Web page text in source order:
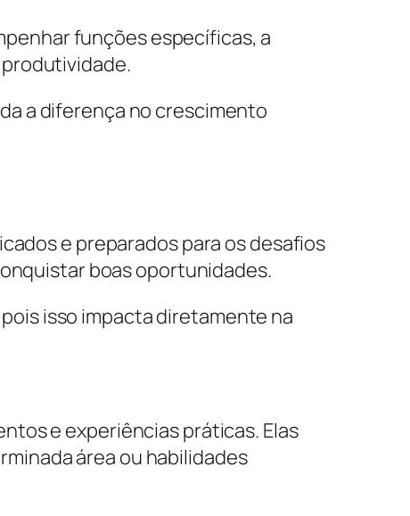
funções específicas, a
a diferença no crescimento
e preparados para os desafios
boas oportunidades.
isso impacta diretamente na
e experiências práticas. Elas
área ou habilidades